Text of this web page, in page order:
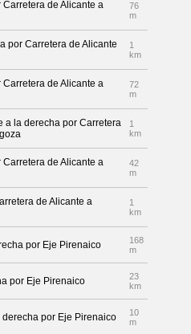
de Alicante a
76
m
por Carretera de Alicante
1
km
de Alicante a
72
m
a la derecha por Carretera
1
km
de Alicante a
42
m
de Alicante a
1
km
por Eje Pirenaico
168
m
por Eje Pirenaico
23
km
por Eje Pirenaico
10
m